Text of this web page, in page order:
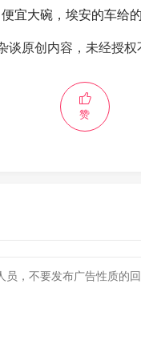
便宜大碗，埃安的车给
谈原创内容，未经授权
赞